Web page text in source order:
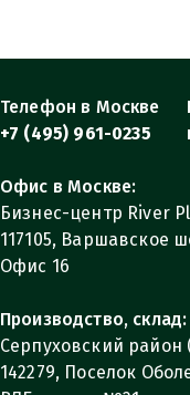
Телефон в Москве
+7 (495) 961-0235
Офис в Москве:
Бизнес-центр River
117105, Варшавское
Офис 16
Производство, склад:
Серпуховский
142279, Поселок